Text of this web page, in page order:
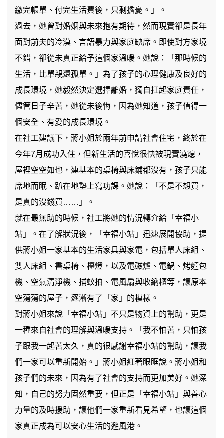
繳完帳單、付完生活費後，只剩擔憂。」。
過去，她曾對婚姻與未來抱有期待，然而現實卻是長年
面對前夫的冷漠、言語暴力與家庭缺席。即使對方家境
不錯，卻從未真正給予這個家溫暖。她說：「那時候的
生活，比單親還孤單。」為了孩子的心理健康及良好的
成長環境，她毅然決定選擇離婚，獨自扛起家庭責任，
儘管日子辛苦，她從未後悔，因為她知道，孩子值得一
個安全、有愛的成長環境。
在社工建議下，蔣小姐於兩年前申請社會住宅，終於在
今年7月成功入住，但新生活的喜悅很快被現實澆熄，
屋裡空空如也，連基本的桌椅與床鋪都沒有，孩子只能
席地而眠、趴在地墊上寫功課。她說：「不是不想買，
是真的沒錢買……」。
就在最無助的時候，社工將她的情況轉介給「幸福小
站」。在了解狀況後，「幸福小站」迅速展開協助，提
供蔣小姐一家基本的生活家具與家電，包括單人床組、
雙人床組、書桌椅、檯燈，以及電磁爐、電鍋、烤麵包
機、空氣清淨機、捕蚊拍、電風扇與收納櫃等，讓原本
空蕩蕩的屋子，逐漸有了「家」的模樣。
對蔣小姐來說「幸福小站」不只是物資上的幫助，更是
一種來自社會的理解與溫暖支持。「我不怕苦，只怕孩
子跟我一起苦太久，真的很感謝幸福小站的幫助，讓我
們一家可以重新開始。」蔣小姐紅著眼眶說。蔣小姐和
孩子們的未來，因為有了社會的支持而更加美好。她深
知，自己的努力固然重要，但正是「幸福小站」與善心
力量的及時援助，讓他們一家重新看見希望，也讓這個
家真正成為可以安心生活的避風港。